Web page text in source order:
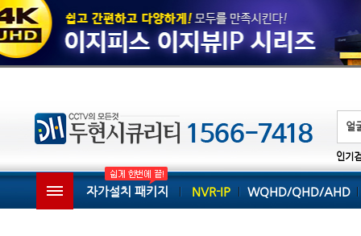
인기
자가설치 패키지 NVR-IP WQHD/QHD/AHD